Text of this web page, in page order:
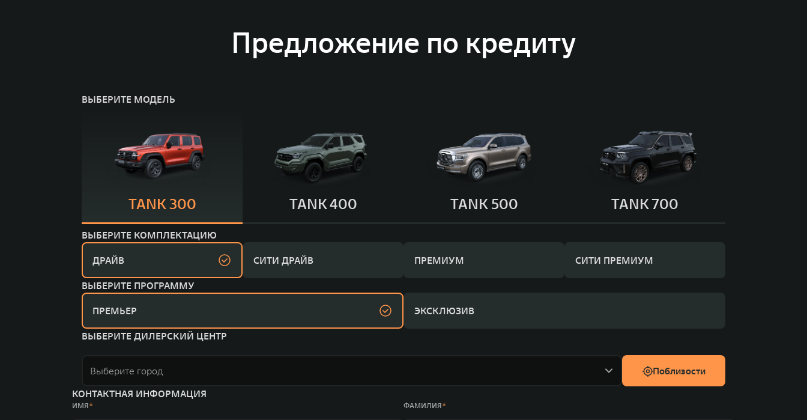
Предложение по кредиту
ВЫБЕРИТЕ МОДЕЛЬ
TANK 300 TANK 400 TANK 500 TANK 700
ВЫБЕРИТЕ КОМПЛЕКТАЦИЮ
ДРАЙВ СИТИ ДРАЙВ ПРЕМИУМ СИТИ ПРЕМИУМ
ВЫБЕРИТЕ ПРОГРАММУ
ПРЕМЬЕР ЭКСКЛЮЗИВ
ВЫБЕРИТЕ ДИЛЕРСКИЙ ЦЕНТР
Выберите город
Поблизости
КОНТАКТНАЯ ИНФОРМАЦИЯ
ИМЯ ФАМИЛИЯ